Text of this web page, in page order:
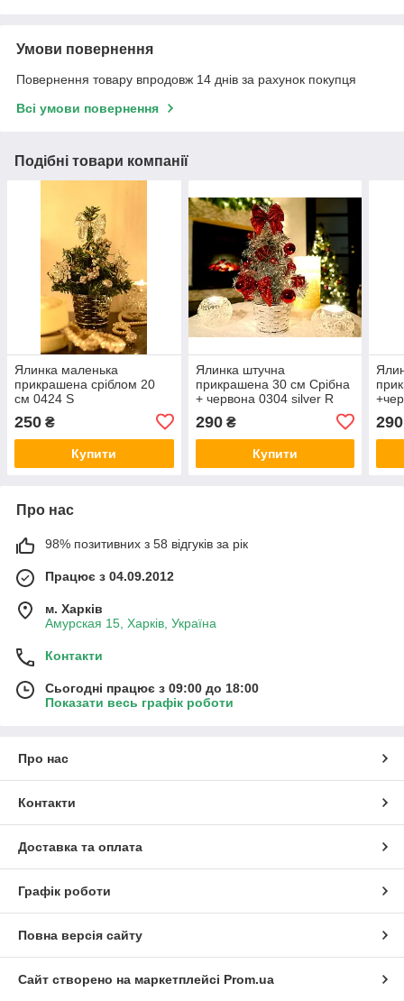
Умови повернення
Повернення товару впродовж 14 днів за рахунок покупця
Всі умови повернення
Подібні товари компанії
Ялинка маленька
прикрашена сріблом 20
см 0424 S
250 ₴
Купити
Ялинка штучна
прикрашена 30 см Срібна
+ червона 0304 silver R
290₴
Купити
290
Про нас
98% позитивних з 58 відгуків за рік
Працює з 04.09.2012
м. Харків
Амурская 15, Харків, Україна
Контакти
Сьогодні працює з 09:00 до 18:00
Показати весь графік роботи
Про нас
Контакти
Доставка та оплата
Графік роботи
Повна версія сайту
Сайт створено на маркетплейсі Prom.ua